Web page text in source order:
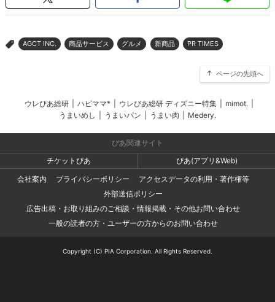
> AGCT INC. 商品サービス グルメ 新商品 PR TIMES
ページの先頭へ
ウレぴあ総研 ハピママ* ウレぴあ総研 ディズニー特集 mimot.
うまいめし
うまいパン うまい肉 Medery.
ぴあ関連サイト
チケットぴあ
ぴあ(アプリ&Web)
会社案内
プライバシーポリシー
アクセスデータの利用・著作権等
外部送信ポリシー
広告出稿・お取り組みのご相談・情報掲載・その他お問い合わせ
一般の読者の方・ユーザーの方からのお問い合わせ
Copyright (C) PIA Corporation. All Rights Reserved.